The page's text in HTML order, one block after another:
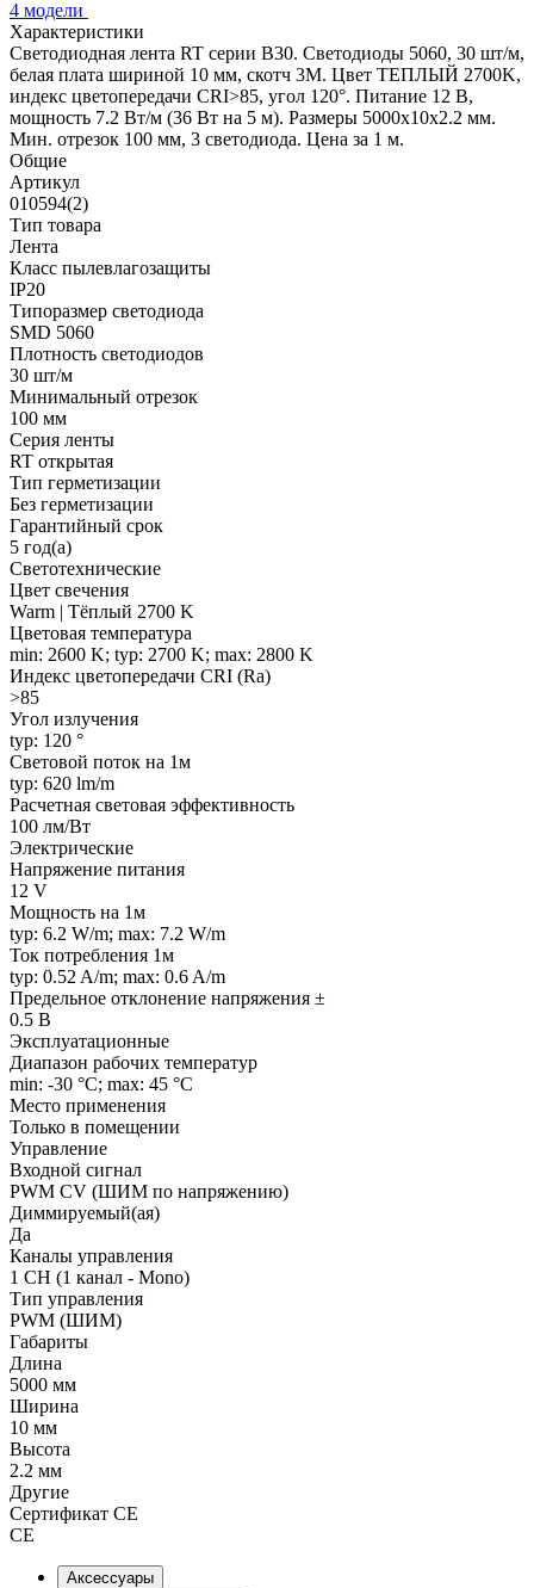
4 модели
Характеристики
Светодиодная лента RT серии B30. Светодиоды 5060, 30 шт/м,
белая плата шириной 10 мм, скотч 3M. Цвет ТЕПЛЫЙ 2700K,
индекс цветопередачи CRI>85, угол 120°. Питание 12 В,
мощность 7.2 Вт/м (36 Вт на 5 м). Размеры 5000x10x2.2 мм.
Мин. отрезок 100 мм, 3 светодиода. Цена за 1 м.
Общие
Артикул
010594(2)
Тип товара
Лента
Класс пылевлагозащиты
IP20
Типоразмер светодиода
SMD 5060
Плотность светодиодов
30 шт/м
Минимальный отрезок
100 мм
Серия ленты
RT открытая
Тип герметизации
Без герметизации
Гарантийный срок
5 год(а)
Светотехнические
Цвет свечения
Warm | Тёплый 2700 K
Цветовая температура
min: 2600 K; typ: 2700 K; max: 2800 K
Индекс цветопередачи CRI (Ra)
>85
Угол излучения
typ: 120 °
Световой поток на 1м
typ: 620 lm/m
Расчетная световая эффективность
100 лм/Вт
Электрические
Напряжение питания
12 V
Мощность на 1м
typ: 6.2 W/m; max: 7.2 W/m
Ток потребления 1м
typ: 0.52 A/m; max: 0.6 A/m
Предельное отклонение напряжения ±
0.5 В
Эксплуатационные
Диапазон рабочих температур
min: -30 °C; max: 45 °C
Место применения
Только в помещении
Управление
Входной сигнал
PWM СV (ШИМ по напряжению)
Диммируемый(ая)
Да
Каналы управления
1 CH (1 канал - Mono)
Тип управления
PWM (ШИМ)
Габариты
Длина
5000 мм
Ширина
10 мм
Высота
2.2 мм
Другие
Сертификат CE
CE
Аксессуары